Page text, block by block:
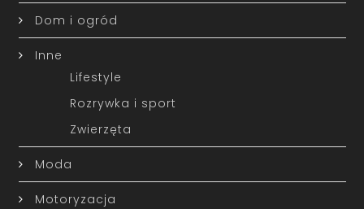
Dom i ogród
Inne
Lifestyle
Rozrywka i sport
Zwierzęta
Moda
Motoryzacja